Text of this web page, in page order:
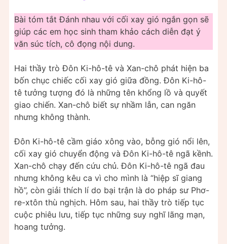
Bài tóm tắt Đánh nhau với cối xay gió ngắn gọn sẽ
giúp các em học sinh tham khảo cách diễn đạt ý
văn súc tích, cô đọng nội dung.
Hai thầy trò Đôn Ki-hô-tê và Xan-chô phát hiện ba
bốn chục chiếc cối xay gió giữa đồng. Đôn Ki-hô-
tê tưởng tượng đó là những tên khổng lồ và quyết
giao chiến. Xan-chô biết sự nhầm lẫn, can ngăn
nhưng không thành.
Đôn Ki-hô-tê cầm giáo xông vào, bỗng gió nổi lên,
cối xay gió chuyển động và Đôn Ki-hô-tê ngã kềnh.
Xan-chô chạy đến cứu chủ. Đôn Ki-hô-tê ngã đau
nhưng không kêu ca vì cho mình là “hiệp sĩ giang
hồ”, còn giải thích lí do bại trận là do pháp sư Phơ-
re-xtôn thù nghịch. Hôm sau, hai thầy trò tiếp tục
cuộc phiêu lưu, tiếp tục những suy nghĩ lãng mạn,
hoang tưởng.